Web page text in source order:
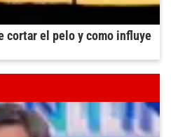
cortar el pelo y como influye